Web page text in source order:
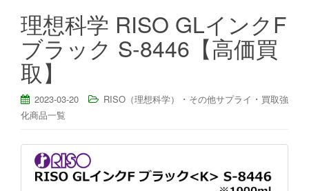
理想科学 RISO GLインクF
ブラック S-8446【高価買
取】
2023-03-20 RISO（理想科学） ・ その他サプライ ・ 買取強
化商品一覧